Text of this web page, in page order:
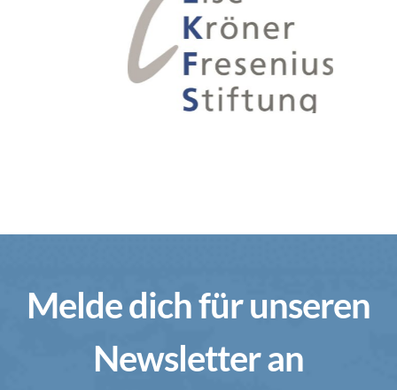
Melde dich für unseren
Newsletter an